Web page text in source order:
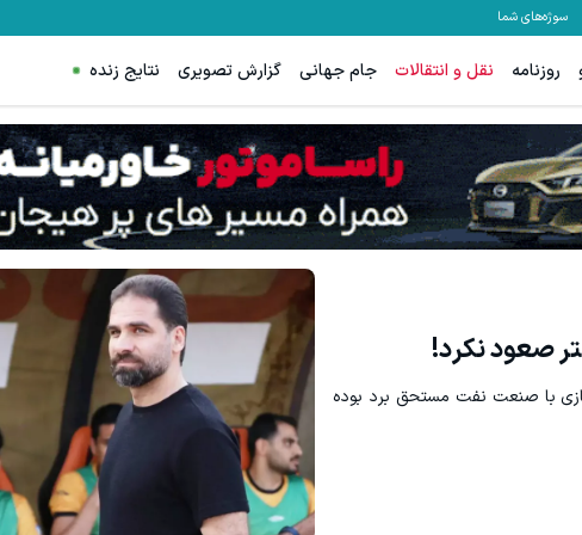
سوژه‌های شما
روزنامه نقل و انتقالات جام جهانی گزارش تصویری نتایج زنده
با صنعت نفت مستحق برد بوده
بخیه و سوختگی فقط در 3 هفته!!😍 سود کلان برای مدیران عامل با شرکت در
اشتراک با تخفیف